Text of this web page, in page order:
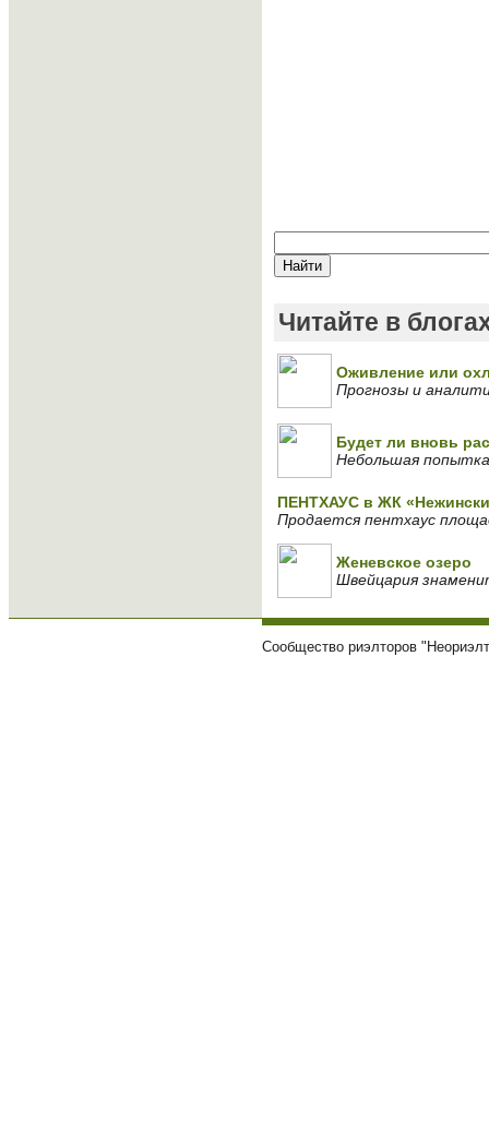
Читайте в
Оживление или
Прогнозы и
Будет ли вновь
Небольшая
ПЕНТХАУС в ЖК
Продается пентхаус
Женевское озеро
Швейцария
Сообщество риэлторов